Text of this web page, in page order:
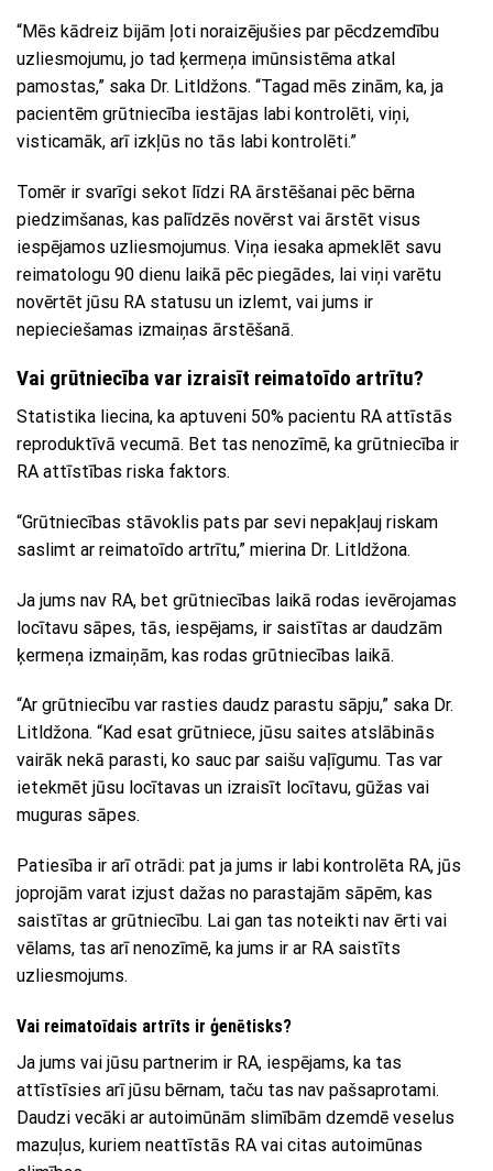
“Mēs kādreiz bijām ļoti noraizējušies par pēcdzemdību
uzliesmojumu, jo tad ķermeņa imūnsistēma atkal
pamostas,” saka Dr. Litldžons. “Tagad mēs zinām, ka, ja
pacientēm grūtniecība iestājas labi kontrolēti, viņi,
visticamāk, arī izkļūs no tās labi kontrolēti.”
Tomēr ir svarīgi sekot līdzi RA ārstēšanai pēc bērna
piedzimšanas, kas palīdzēs novērst vai ārstēt visus
iespējamos uzliesmojumus. Viņa iesaka apmeklēt savu
reimatologu 90 dienu laikā pēc piegādes, lai viņi varētu
novērtēt jūsu RA statusu un izlemt, vai jums ir
nepieciešamas izmaiņas ārstēšanā.
Vai grūtniecība var izraisīt reimatoīdo artrītu?
Statistika liecina, ka aptuveni 50% pacientu RA attīstās
reproduktīvā vecumā. Bet tas nenozīmē, ka grūtniecība ir
RA attīstības riska faktors.
“Grūtniecības stāvoklis pats par sevi nepakļauj riskam
saslimt ar reimatoīdo artrītu,” mierina Dr. Litldžona.
Ja jums nav RA, bet grūtniecības laikā rodas ievērojamas
locītavu sāpes, tās, iespējams, ir saistītas ar daudzām
ķermeņa izmaiņām, kas rodas grūtniecības laikā.
“Ar grūtniecību var rasties daudz parastu sāpju,” saka Dr.
Litldžona. “Kad esat grūtniece, jūsu saites atslābinās
vairāk nekā parasti, ko sauc par saišu vaļīgumu. Tas var
ietekmēt jūsu locītavas un izraisīt locītavu, gūžas vai
muguras sāpes.
Patiesība ir arī otrādi: pat ja jums ir labi kontrolēta RA, jūs
joprojām varat izjust dažas no parastajām sāpēm, kas
saistītas ar grūtniecību. Lai gan tas noteikti nav ērti vai
vēlams, tas arī nenozīmē, ka jums ir ar RA saistīts
uzliesmojums.
Vai reimatoīdais artrīts ir ģenētisks?
Ja jums vai jūsu partnerim ir RA, iespējams, ka tas
attīstīsies arī jūsu bērnam, taču tas nav pašsaprotami.
Daudzi vecāki ar autoimūnām slimībām dzemdē veselus
mazuļus, kuriem neattīstās RA vai citas autoimūnas